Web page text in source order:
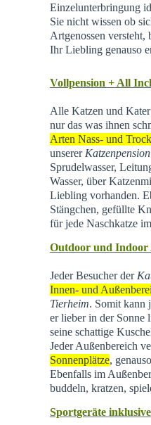
Einzelunterbringung
Sie nicht wissen ob
Artgenossen versteht,
Ihr Liebling genauso
Vollpension + All
Alle Katzen und
nur das was ihnen
Arten Nass- und
unserer Katzenpension
Sprudelwasser,
Wasser, über
Liebling vorhanden.
Stängchen, gefüllte
für jede Naschkatze
Outdoor und Indoor
Jeder Besucher der
Innen- und
Tierheim. Somit kann
er lieber in der Sonne
seine schattige
Jeder Außenbereich
Sonnenplätze,
Ebenfalls im
buddeln, kratzen,
Sportgeräte inklusive